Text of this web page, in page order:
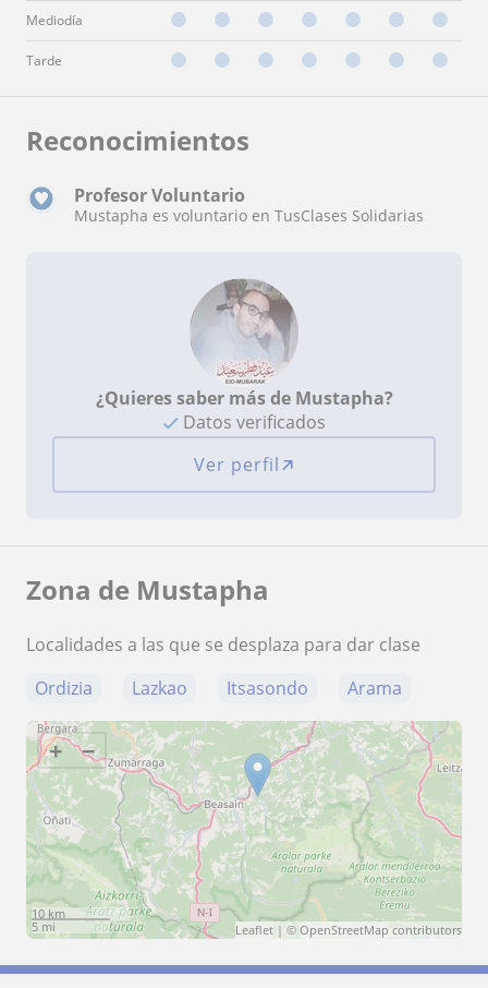
Mediodía
Tarde
Reconocimientos
Profesor Voluntario
Mustapha es voluntario en TusClases Solidarias
¿Quieres saber más de Mustapha?
Datos verificados
Ver perfil
Zona de Mustapha
Localidades a las que se desplaza para dar clase
Ordizia
Lazkao Itsasondo Arama
+ −
10 km
5 mi
Leaflet | © OpenStreetMap contributors